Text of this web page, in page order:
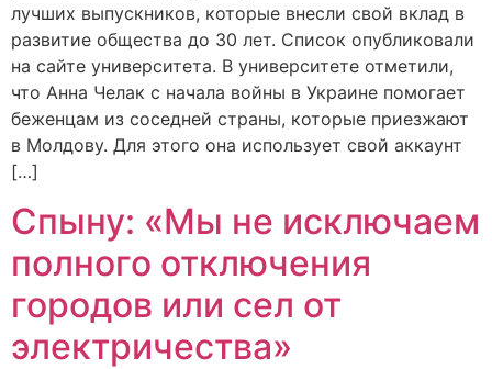
лучших выпускников, которые внесли свой вклад в
развитие общества до 30 лет. Список опубликовали
на сайте университета. В университете отметили,
что Анна Челак с начала войны в Украине помогает
беженцам из соседней страны, которые приезжают
в Молдову. Для этого она использует свой аккаунт
[…]
Спыну: «Мы не исключаем
полного отключения
городов или сел от
электричества»